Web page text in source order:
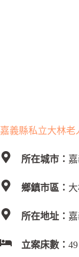
嘉義縣私立大林老
所在城市：
鄉鎮市區：
所在地址：
立案床數： 49